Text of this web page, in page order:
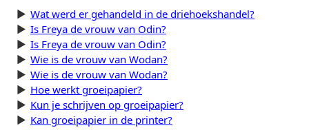
Wat werd er gehandeld in de driehoekshandel?
Is Freya de vrouw van Odin?
Is Freya de vrouw van Odin?
Wie is de vrouw van Wodan?
Wie is de vrouw van Wodan?
Hoe werkt groeipapier?
Kun je schrijven op groeipapier?
Kan groeipapier in de printer?